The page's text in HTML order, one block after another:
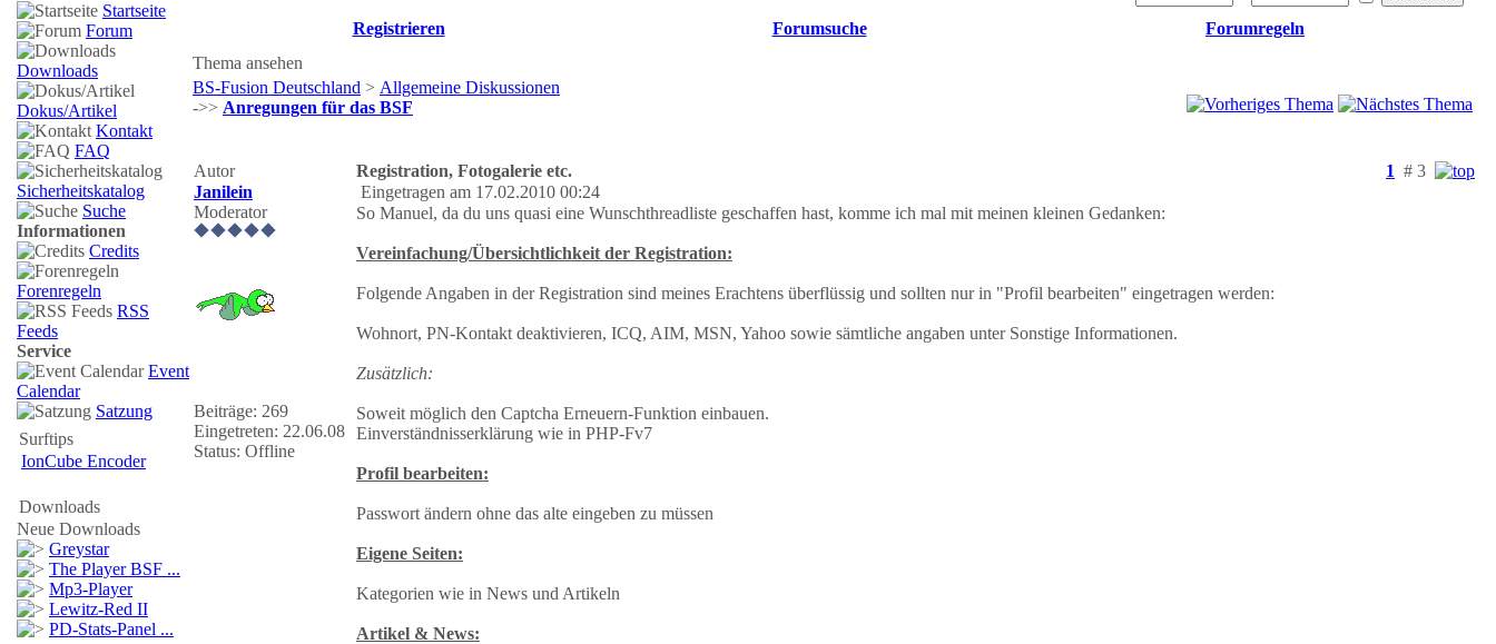
Startseite
Forum
Downloads
Dokus/Artikel
Kontakt
FAQ
Sicherheitskatalog
Suche
Informationen
Credits
Forenregeln
RSS
Feeds
Service
Event
Calendar
Satzung
Surftips
IonCube Encoder
Downloads
Neue Downloads
Greystar
The Player BSF ...
Mp3-Player
Lewitz-Red II
PD-Stats-Panel ...
Registrieren Forumsuche
Forumregeln
Thema ansehen
BS-Fusion Deutschland > Allgemeine Diskussionen
->> Anregungen für das BSF
Autor Registration, Fotogalerie etc. 1 # 3
Janilein
Moderator
Beiträge: 269
Eingetreten: 22.06.08
Status: Offline
Eingetragen am 17.02.2010 00:24
So Manuel, da du uns quasi eine Wunschthreadliste geschaffen hast, komme ich mal mit meinen kleinen Gedanken:
Vereinfachung/Übersichtlichkeit der Registration:
Folgende Angaben in der Registration sind meines Erachtens überflüssig und sollten nur in "Profil bearbeiten" eingetragen werden:
Wohnort, PN-Kontakt deaktivieren, ICQ, AIM, MSN, Yahoo sowie sämtliche angaben unter Sonstige Informationen.
Zusätzlich:
Soweit möglich den Captcha Erneuern-Funktion einbauen.
Einverständnisserklärung wie in PHP-Fv7
Profil bearbeiten:
Passwort ändern ohne das alte eingeben zu müssen
Eigene Seiten:
Kategorien wie in News und Artikeln
Artikel & News: